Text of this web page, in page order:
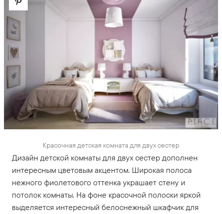
Красочная детская комната для двух сестер
Дизайн детской комнаты для двух сестер дополнен
интересным цветовым акцентом. Широкая полоса
нежного фиолетового оттенка украшает стену и
потолок комнаты. На фоне красочной полоски яркой
выделяется интересный белоснежный шкафчик для